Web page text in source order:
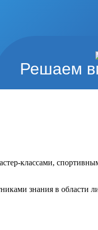
Решаем
классами,
знания в области